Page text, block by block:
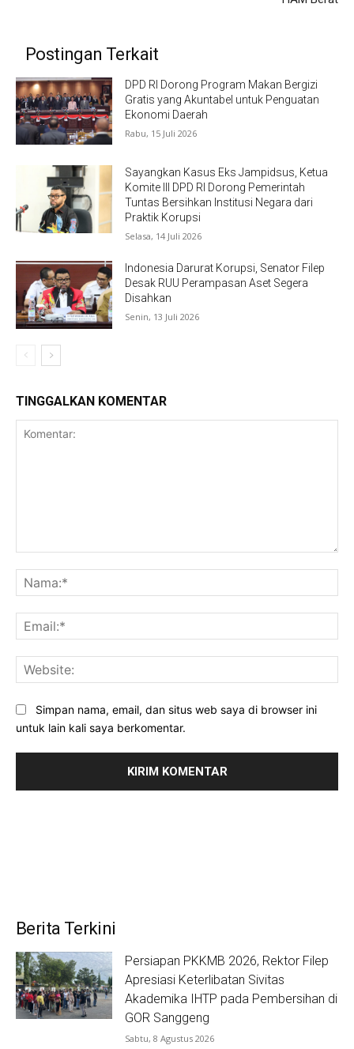
Postingan Terkait
DPD RI Dorong Program Makan Bergizi
Gratis yang Akuntabel untuk Penguatan
Ekonomi Daerah
Rabu, 15 Juli 2026
Sayangkan Kasus Eks Jampidsus, Ketua
Komite III DPD RI Dorong Pemerintah
Tuntas Bersihkan Institusi Negara dari
Praktik Korupsi
Selasa, 14 Juli 2026
Indonesia Darurat Korupsi, Senator Filep
Desak RUU Perampasan Aset Segera
Disahkan
Senin, 13 Juli 2026
TINGGALKAN KOMENTAR
Simpan nama, email, dan situs web saya di browser ini
untuk lain kali saya berkomentar.
Berita Terkini
Persiapan PKKMB 2026, Rektor Filep
Apresiasi Keterlibatan Sivitas
Akademika IHTP pada Pembersihan di
GOR Sanggeng
Sabtu, 8 Agustus 2026